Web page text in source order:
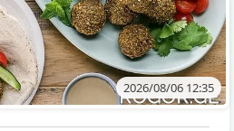
2026/08/06 12:35